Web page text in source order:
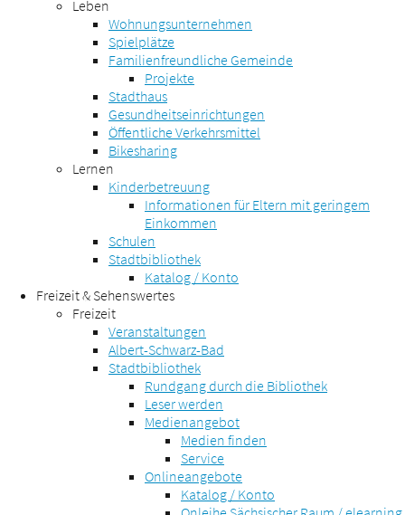
Leben
Wohnungsunternehmen
Spielplätze
Familienfreundliche Gemeinde
Projekte
Stadthaus
Gesundheitseinrichtungen
Öffentliche Verkehrsmittel
Bikesharing
Lernen
Kinderbetreuung
Informationen für Eltern mit geringem
Einkommen
Schulen
Stadtbibliothek
Katalog / Konto
Freizeit & Sehenswertes
Freizeit
Veranstaltungen
Albert-Schwarz-Bad
Stadtbibliothek
Rundgang durch die Bibliothek
Leser werden
Medienangebot
Medien finden
Service
Onlineangebote
Katalog / Konto